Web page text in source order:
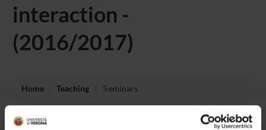
interaction -
(2016/2017)
Home Teaching Seminars
No recent seminar found relating to teaching Biochemistry